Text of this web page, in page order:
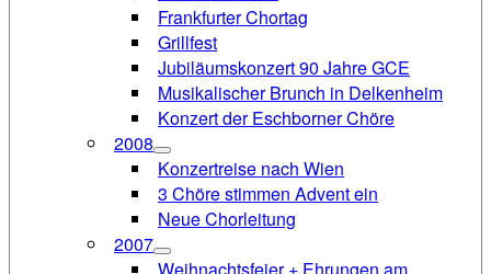
Frankfurter Chortag
Grillfest
Jubiläumskonzert 90 Jahre GCE
Musikalischer Brunch in Delkenheim
Konzert der Eschborner Chöre
2008
Konzertreise nach Wien
3 Chöre stimmen Advent ein
Neue Chorleitung
2007
Weihnachtsfeier + Ehrungen am